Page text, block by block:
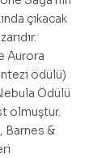
çıkacak
Aurora
ödülü)
Ödülü
olmuştur.
Barnes &